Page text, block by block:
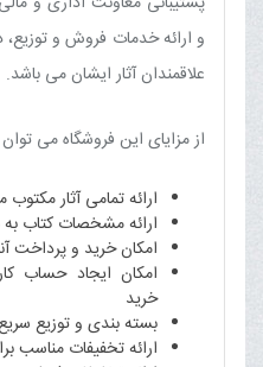
و ارائه خدمات فروش و
علاقمندان آثار ایشان می باشد.
از مزایای این فروشگاه می توان
ارائه تمامی آثار
ارائه مشخصات کتاب
امکان خرید و پرداخت
امکان ایجاد حساب
خرید
بسته بندی و توزیع
ارائه تخفیفات مناسب